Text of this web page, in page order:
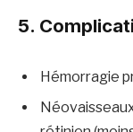
5.
Hémorragie